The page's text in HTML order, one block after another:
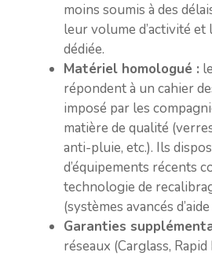
moins soumis à des
leur volume d’activité
dédiée.
Matériel homologué :
répondent à un cahier
imposé par les
matière de qualité
anti-pluie, etc.). Ils
d’équipements récents
technologie de
(systèmes avancés
Garanties
réseaux (Carglass,